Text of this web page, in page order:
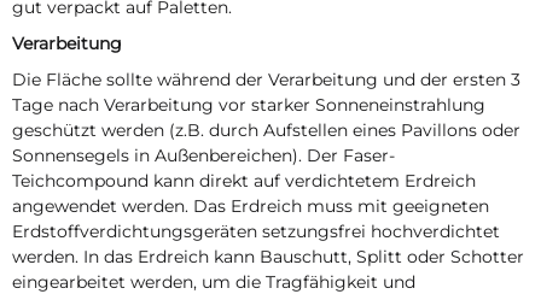
gut verpackt auf Paletten.
Verarbeitung
Die Fläche sollte während der Verarbeitung und der ersten 3
Tage nach Verarbeitung vor starker Sonneneinstrahlung
geschützt werden (z.B. durch Aufstellen eines Pavillons oder
Sonnensegels in Außenbereichen). Der Faser-
Teichcompound kann direkt auf verdichtetem Erdreich
angewendet werden. Das Erdreich muss mit geeigneten
Erdstoffverdichtungsgeräten setzungsfrei hochverdichtet
werden. In das Erdreich kann Bauschutt, Splitt oder Schotter
eingearbeitet werden, um die Tragfähigkeit und